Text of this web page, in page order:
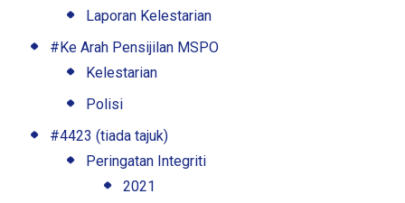
Laporan Kelestarian
#Ke Arah Pensijilan MSPO
Kelestarian
Polisi
#4423 (tiada tajuk)
Peringatan Integriti
2021